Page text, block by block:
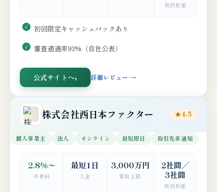
契約形態
初回限定キャッシュバックあり
審査通過率93%（自社公表）
公式サイトへ 詳細レビュー →
株式会社西日本ファクター ★4.5
個人事業主 法人 オンライン 最短即日 取引先非通知
2.8%〜
手数料
最短1日
入金
3,000万円
買取上限
2社間／
3社間
契約形態